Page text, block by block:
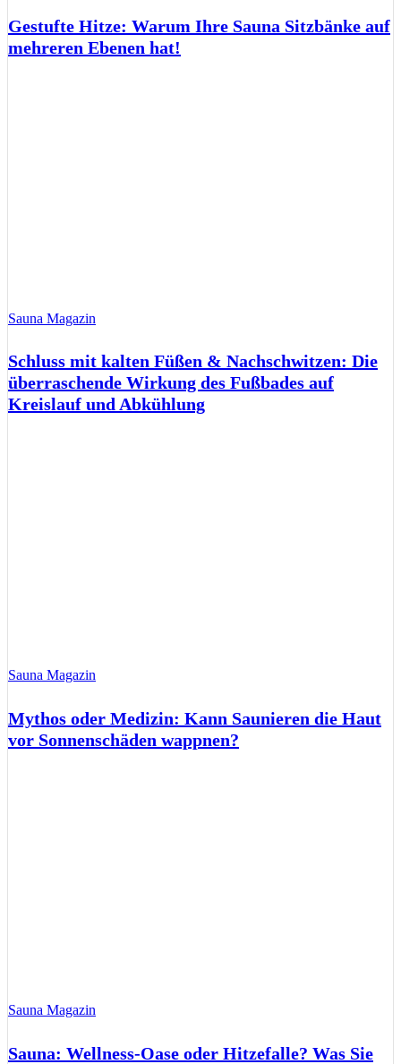
Gestufte Hitze: Warum Ihre Sauna Sitzbänke auf
mehreren Ebenen hat!
Sauna Magazin
Schluss mit kalten Füßen & Nachschwitzen: Die
überraschende Wirkung des Fußbades auf
Kreislauf und Abkühlung
Sauna Magazin
Mythos oder Medizin: Kann Saunieren die Haut
vor Sonnenschäden wappnen?
Sauna Magazin
Sauna: Wellness-Oase oder Hitzefalle? Was Sie